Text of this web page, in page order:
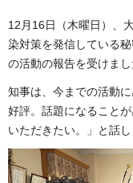
12月16日（木曜日）、
染対策を発信している
の活動の報告を受けまし
知事は、今までの活動
好評。話題になること
いただきたい。」と話し